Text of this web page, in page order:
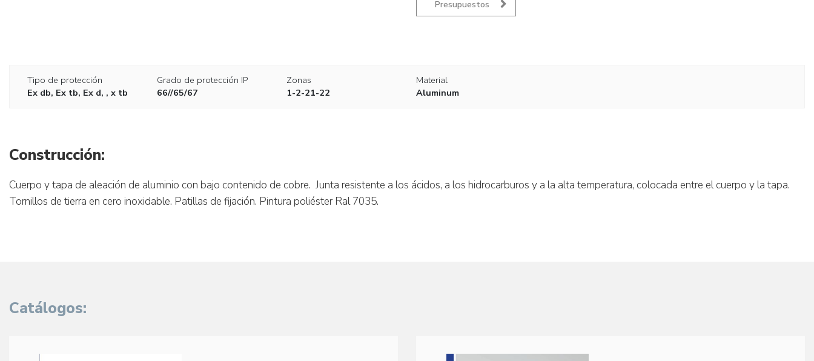
Presupuestos
Tipo de protección
Ex db, Ex tb, Ex d, , x tb
Grado de protección IP
66//65/67
Zonas
1-2-21-22
Material
Aluminum
Construcción:
Cuerpo y tapa de aleación de aluminio con bajo contenido de cobre. Junta resistente a los ácidos, a los hidrocarburos y a la alta temperatura, colocada entre el cuerpo y la tapa.
Tornillos de tierra en cero inoxidable. Patillas de fijación. Pintura poliéster Ral 7035.
Catálogos: